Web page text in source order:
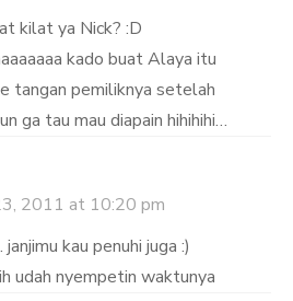
kilat ya Nick? :D
kado buat Alaya itu
tangan pemiliknya setelah
ga tau mau diapain hihihihi…
2011 at 10:20 pm
kau penuhi juga :)
udah nyempetin waktunya